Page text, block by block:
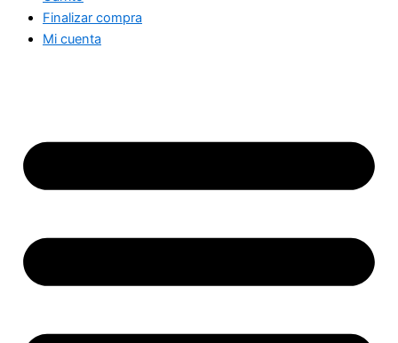
Finalizar compra
Mi cuenta